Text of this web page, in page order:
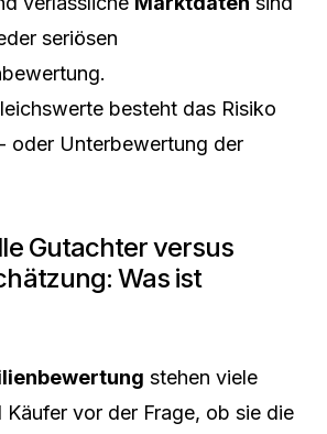
seriösen
besteht das Risiko
oder Unterbewertung der
Gutachter versus
Was ist
stehen viele
Käufer vor der Frage, ob sie die